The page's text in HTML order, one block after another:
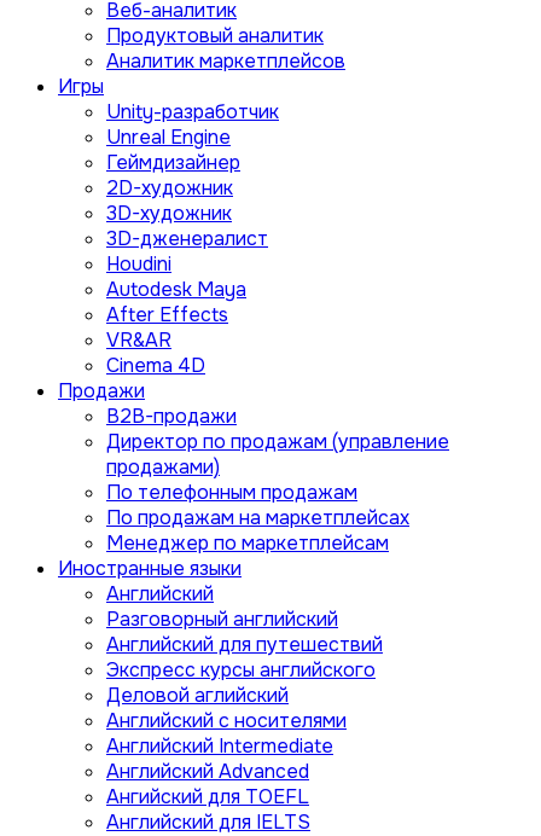
Веб-аналитик
Продуктовый аналитик
Аналитик маркетплейсов
Игры
Unity-разработчик
Unreal Engine
Геймдизайнер
2D-художник
3D-художник
3D-дженералист
Houdini
Autodesk Maya
After Effects
VR&AR
Cinema 4D
Продажи
B2B-продажи
Директор по продажам (управление
продажами)
По телефонным продажам
По продажам на маркетплейсах
Менеджер по маркетплейсам
Иностранные языки
Английский
Разговорный английский
Английский для путешествий
Экспресс курсы английского
Деловой аглийский
Английский с носителями
Английский Intermediate
Английский Advanced
Ангийский для TOEFL
Английский для IELTS